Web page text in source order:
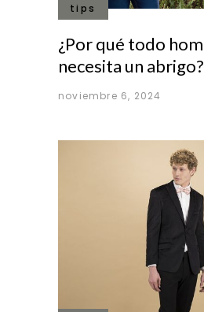
tips
¿Por qué todo
necesita un abrigo?
noviembre 6, 2024